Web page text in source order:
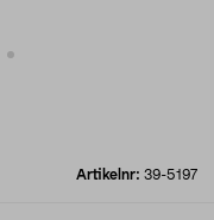
Artikelnr: 39-5197